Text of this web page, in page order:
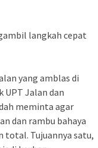
langkah cepat
yang amblas di
UPT Jalan dan
meminta agar
dan rambu bahaya
total. Tujuannya satu,